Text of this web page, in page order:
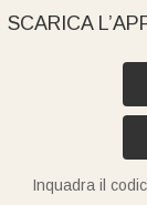
SCARICA
Inquadra il